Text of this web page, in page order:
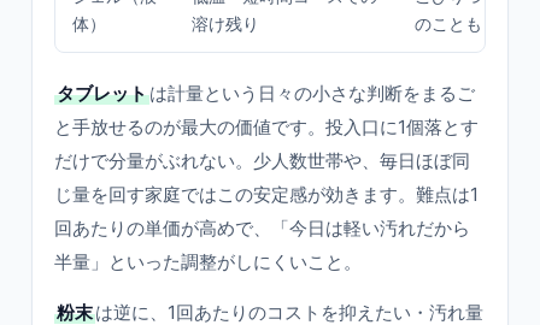
体）
溶け残り
のことも
タブレットは計量という日々の小さな判断をまるご
と手放せるのが最大の価値です。投入口に1個落とす
だけで分量がぶれない。少人数世帯や、毎日ほぼ同
じ量を回す家庭ではこの安定感が効きます。難点は1
回あたりの単価が高めで、「今日は軽い汚れだから
半量」といった調整がしにくいこと。
粉末は逆に、1回あたりのコストを抑えたい・汚れ量